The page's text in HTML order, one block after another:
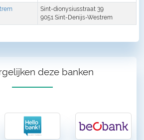
Sint-dionysiusstraat 39
9051 Sint-Denijs-Westrem
deze banken